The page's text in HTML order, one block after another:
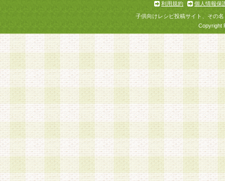
利用規約
個人情報保
子供向けレシピ投稿サイト、その
Copyright